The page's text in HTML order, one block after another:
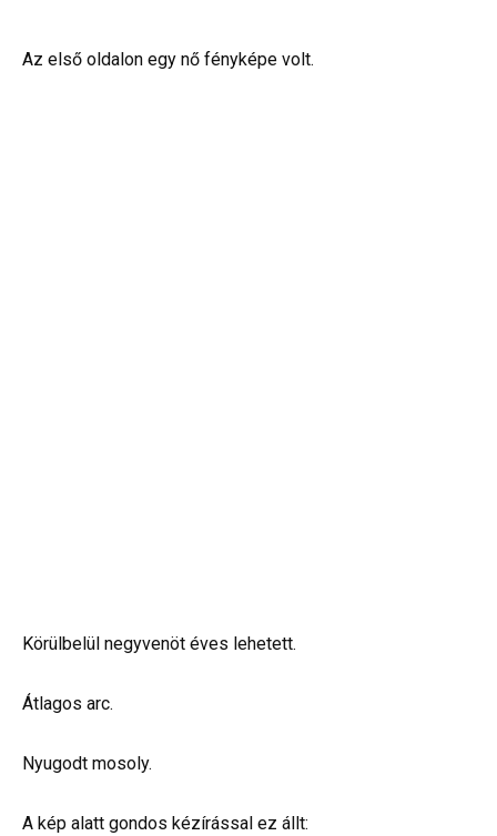
Az első oldalon egy nő fényképe volt.
Körülbelül negyvenöt éves lehetett.
Átlagos arc.
Nyugodt mosoly.
A kép alatt gondos kézírással ez állt: